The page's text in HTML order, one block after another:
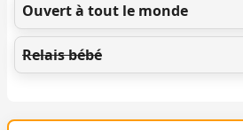
Ouvert à tout le monde
Relais bébé